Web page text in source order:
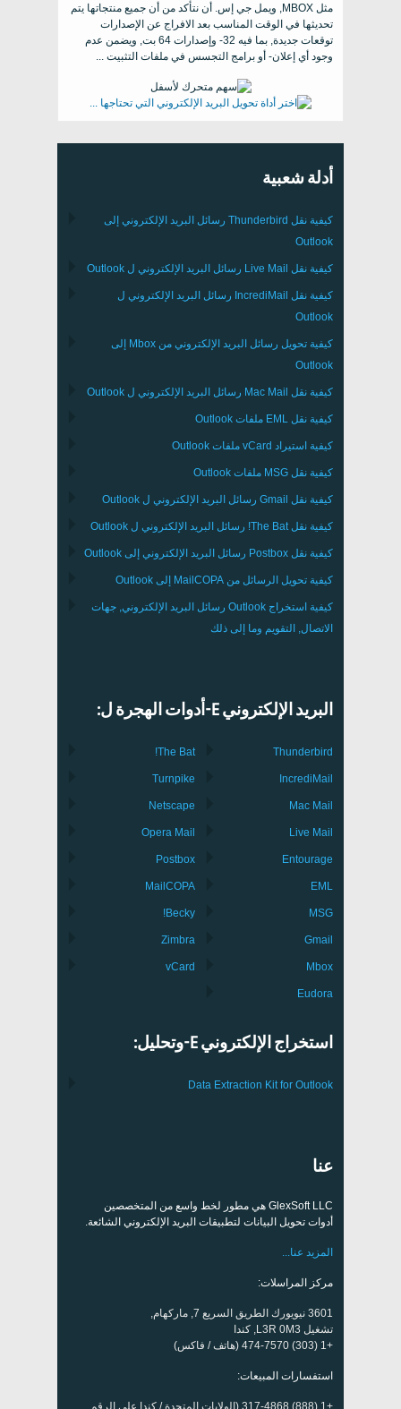
مثل MBOX, ويمل جي إس. أن نتأكد من أن جميع منتجاتها يتم
تحديثها في الوقت المناسب بعد الافراج عن الإصدارات
توقعات جديدة, بما فيه 32- وإصدارات 64 بت, ويضمن عدم
وجود أي إعلان- أو برامج التجسس في ملفات التثبيت ...
أدلة شعبية
كيفية نقل Thunderbird رسائل البريد الإلكتروني إلى
Outlook
كيفية نقل Live Mail رسائل البريد الإلكتروني ل Outlook
كيفية نقل IncrediMail رسائل البريد الإلكتروني ل
Outlook
كيفية تحويل رسائل البريد الإلكتروني من Mbox إلى
Outlook
كيفية نقل Mac Mail رسائل البريد الإلكتروني ل Outlook
كيفية نقل EML ملفات Outlook
كيفية استيراد vCard ملفات Outlook
كيفية نقل MSG ملفات Outlook
كيفية نقل Gmail رسائل البريد الإلكتروني ل Outlook
كيفية نقل The Bat! رسائل البريد الإلكتروني ل Outlook
كيفية نقل Postbox رسائل البريد الإلكتروني إلى Outlook
كيفية تحويل الرسائل من MailCOPA إلى Outlook
كيفية استخراج Outlook رسائل البريد الإلكتروني, جهات
الاتصال, التقويم وما إلى ذلك
البريد الإلكتروني E-أدوات الهجرة ل:
Thunderbird
IncrediMail
Mac Mail
Live Mail
Entourage
EML
MSG
Gmail
Mbox
Eudora
The Bat!
Turnpike
Netscape
Opera Mail
Postbox
MailCOPA
Becky!
Zimbra
vCard
استخراج الإلكتروني E-وتحليل:
Data Extraction Kit for Outlook
عنا
GlexSoft LLC هي مطور لخط واسع من المتخصصين
أدوات تحويل البيانات لتطبيقات البريد الإلكتروني الشائعة.
المزيد عنا...
مركز المراسلات:
3601 نيويورك الطريق السريع 7, ماركهام,
تشغيل L3R 0M3, كندا
+1 (303) 474-7570 (هاتف / فاكس)
استفسارات المبيعات:
+1 (888) 317-4868 (الولايات المتحدة / كندا على الرقم